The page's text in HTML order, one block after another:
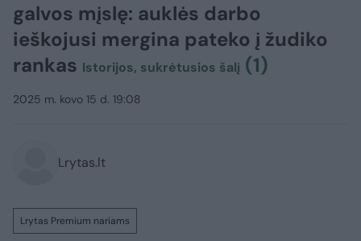
galvos mįslę: auklės darbo
ieškojusi mergina pateko į žudiko
rankas Istorijos, sukrėtusios šalį (1)
2025 m. kovo 15 d. 19:08
Lrytas.lt
Lrytas Premium nariams